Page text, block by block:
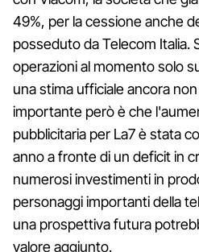
49%, per la cessione anche
posseduto da Telecom Italia.
operazioni al momento solo
una stima ufficiale ancora
importante però è che
pubblicitaria per La7 è stata
anno a fronte di un deficit in
numerosi investimenti in
personaggi importanti della
una prospettiva futura
valore aggiunto.